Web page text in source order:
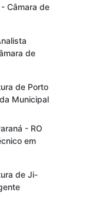
Câmara de
de
de Porto
Municipal
- RO
em
de Ji-